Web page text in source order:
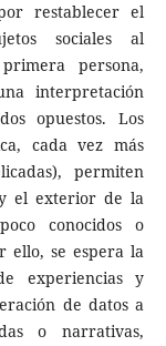
restablecer el
sociales al
persona,
interpretación
opuestos. Los
cada vez más
permiten
el exterior de la
conocidos o
ello, se espera la
experiencias y
de datos a
o narrativas,